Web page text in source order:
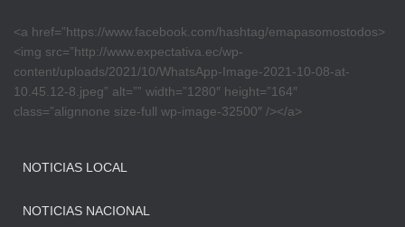
<a href=”https://www.facebook.com/hashtag/emapasomostodos>
<img src=”http://www.expectativa.ec/wp-
content/uploads/2021/10/WhatsApp-Image-2021-10-08-at-
10.45.12-8.jpeg” alt=”” width=”1280″ height=”164″
class=”alignnone size-full wp-image-32500″ /></a>
NOTICIAS LOCAL
NOTICIAS NACIONAL